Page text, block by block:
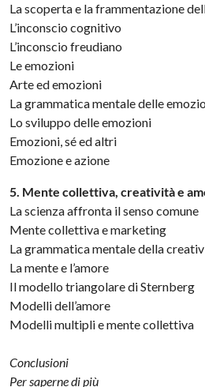
La scoperta e la frammentazione
L’inconscio cognitivo
L’inconscio freudiano
Le emozioni
Arte ed emozioni
La grammatica mentale delle
Lo sviluppo delle emozioni
Emozioni, sé ed altri
Emozione e azione
5. Mente collettiva, creatività e
La scienza affronta il senso comune
Mente collettiva e marketing
La grammatica mentale della
La mente e l’amore
Il modello triangolare di Sternberg
Modelli dell’amore
Modelli multipli e mente collettiva
Conclusioni
Per saperne di più